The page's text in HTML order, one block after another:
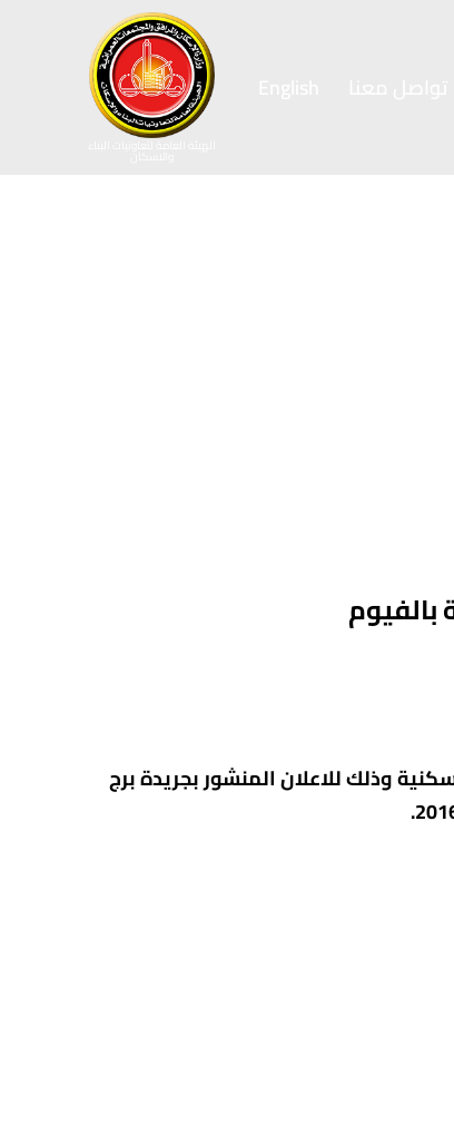
الهيئة العامة لتعاونيات البناء
بالفيوم
وذلك للاعلان المنشور بجريدة برج